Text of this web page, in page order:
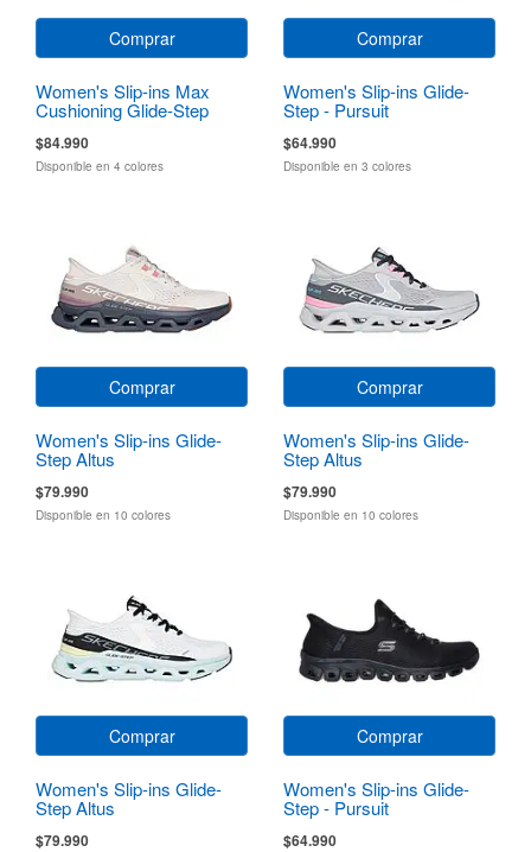
Comprar
Women's Slip-ins Max
Cushioning Glide-Step
$84.990
Disponible en 4 colores
Comprar
Women's Slip-ins Glide-
Step - Pursuit
$64.990
Disponible en 3 colores
Comprar
Women's Slip-ins Glide-
Step Altus
$79.990
Disponible en 10 colores
Comprar
Women's Slip-ins Glide-
Step Altus
$79.990
Disponible en 10 colores
Comprar
Women's Slip-ins Glide-
Step Altus
$79.990
Comprar
Women's Slip-ins Glide-
Step - Pursuit
$64.990